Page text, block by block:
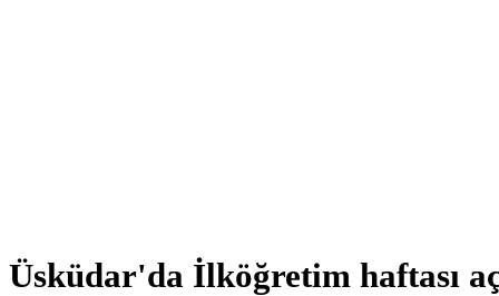
Üsküdar'da İlköğretim haftası